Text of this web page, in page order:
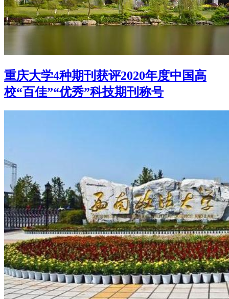
重庆大学4种期刊获评2020年度中国高
校“百佳”“优秀”科技期刊称号